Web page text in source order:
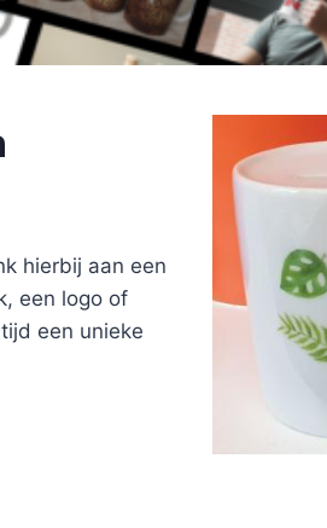
hierbij aan een
een logo of
een unieke